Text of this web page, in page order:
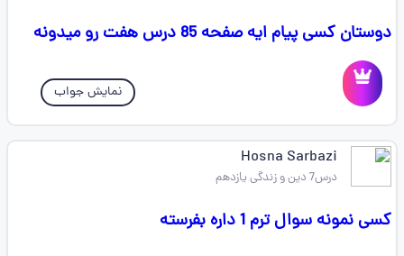
دوستان کسی پیام ایه صفحه 85 درس هفت رو میدونه
نمایش جواب
Hosna Sarbazi
درس7 دین و زندگی یازدهم
کسی نمونه سوال ترم 1 داره بفرسته